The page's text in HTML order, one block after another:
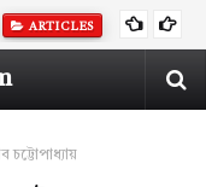
ARTICLES
চট্টোপাধ্যায়